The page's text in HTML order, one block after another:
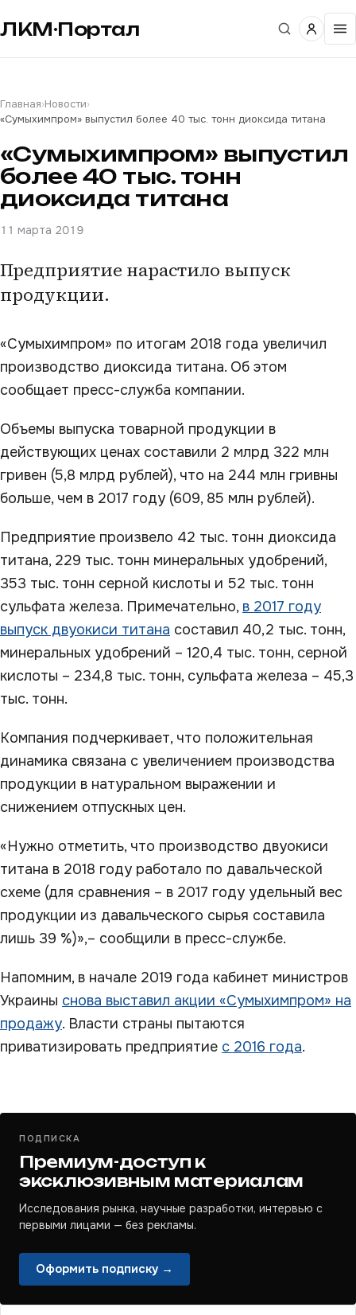
ЛКМ·Портал
Главная›Новости›
«Сумыхимпром» выпустил более 40 тыс. тонн диоксида титана
«Сумыхимпром» выпустил
более 40 тыс. тонн
диоксида титана
11 марта 2019
Предприятие нарастило выпуск
продукции.
«Сумыхимпром» по итогам 2018 года увеличил
производство диоксида титана. Об этом
сообщает пресс-служба компании.
Объемы выпуска товарной продукции в
действующих ценах составили 2 млрд 322 млн
гривен (5,8 млрд рублей), что на 244 млн гривны
больше, чем в 2017 году (609, 85 млн рублей).
Предприятие произвело 42 тыс. тонн диоксида
титана, 229 тыс. тонн минеральных удобрений,
353 тыс. тонн серной кислоты и 52 тыс. тонн
сульфата железа. Примечательно, в 2017 году
выпуск двуокиси титана составил 40,2 тыс. тонн,
минеральных удобрений – 120,4 тыс. тонн, серной
кислоты – 234,8 тыс. тонн, сульфата железа – 45,3
тыс. тонн.
Компания подчеркивает, что положительная
динамика связана с увеличением производства
продукции в натуральном выражении и
снижением отпускных цен.
«Нужно отметить, что производство двуокиси
титана в 2018 году работало по давальческой
схеме (для сравнения – в 2017 году удельный вес
продукции из давальческого сырья составила
лишь 39 %)»,– сообщили в пресс-службе.
Напомним, в начале 2019 года кабинет министров
Украины снова выставил акции «Сумыхимпром» на
продажу. Власти страны пытаются
приватизировать предприятие с 2016 года.
ПОДПИСКА
Премиум-доступ к
эксклюзивным материалам
Исследования рынка, научные разработки, интервью с
первыми лицами — без рекламы.
Оформить подписку →